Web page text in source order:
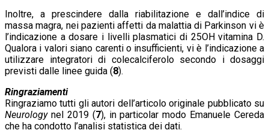
Inoltre, a prescindere dalla riabilitazione e dall’indice di
massa magra, nei pazienti affetti da malattia di Parkinson vi è
l’indicazione a dosare i livelli plasmatici di 25OH vitamina D.
Qualora i valori siano carenti o insufficienti, vi è l’indicazione a
utilizzare integratori di colecalciferolo secondo i dosaggi
previsti dalle linee guida (8).
Ringraziamenti
Ringraziamo tutti gli autori dell’articolo originale pubblicato su
Neurologynel 2019 (7), in particolar modo Emanuele Cereda
che ha condotto l’analisi statistica dei dati.